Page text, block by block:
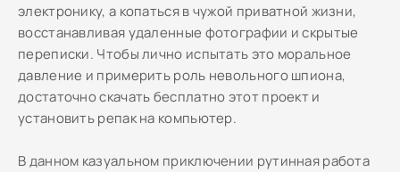
электронику, а копаться в чужой приватной жизни,
восстанавливая удаленные фотографии и скрытые
переписки. Чтобы лично испытать это моральное
давление и примерить роль невольного шпиона,
достаточно скачать бесплатно этот проект и
установить репак на компьютер.
В данном казуальном приключении рутинная работа